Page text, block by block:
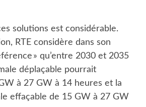
solutions est considérable.
RTE considère dans son
» qu’entre 2030 et 2035
déplaçable pourrait
à 27 GW à 14 heures et la
effaçable de 15 GW à 27 GW